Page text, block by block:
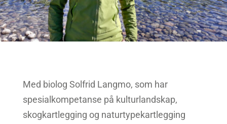
Med biolog Solfrid Langmo, som har
spesialkompetanse på kulturlandskap,
skogkartlegging og naturtypekartlegging